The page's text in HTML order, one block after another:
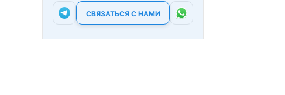
СВЯЗАТЬСЯ С НАМИ